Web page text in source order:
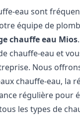
eau sont
équipe de
chauffe eau Mios
chauffe-eau et
Nous
chauffe-eau, la
régulière pour
les types de